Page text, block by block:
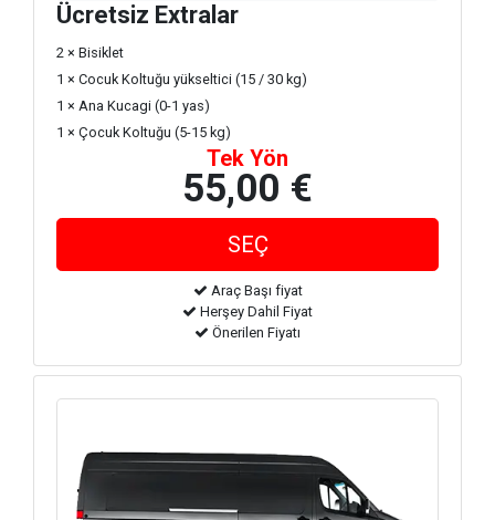
Ücretsiz Extralar
2 × Bisiklet
1 × Cocuk Koltuğu yükseltici (15 / 30 kg)
1 × Ana Kucagi (0-1 yas)
1 × Çocuk Koltuğu (5-15 kg)
Tek Yön
55,00 €
Araç Başı fiyat
Herşey Dahil Fiyat
Önerilen Fiyatı